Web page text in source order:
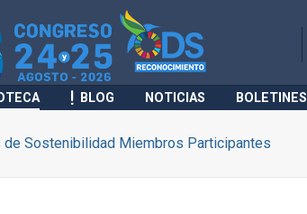
BLOG NOTICIAS BOLETINES
de Sostenibilidad Miembros Participantes